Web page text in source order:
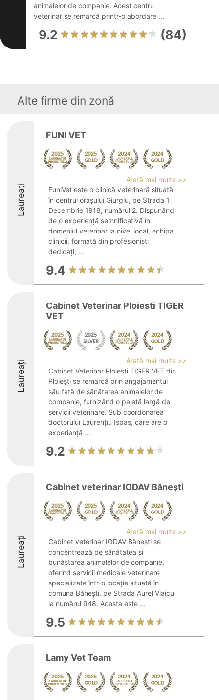
animalelor de companie. Acest centru
veterinar se remarcă printr-o abordare ...
9.2 (84)
Alte firme din zonă
Laureați
FUNI VET
Arată mai multe >>
FuniVet este o clinică veterinară situată
în centrul orașului Giurgiu, pe Strada 1
Decembrie 1918, numărul 2. Dispunând
de o experiență semnificativă în
domeniul veterinar la nivel local, echipa
clinicii, formată din profesioniști
dedicați, ...
9.4
Laureați
Cabinet Veterinar Ploiesti TIGER
VET
Arată mai multe >>
Cabinet Veterinar Ploiesti TIGER VET din
Ploiești se remarcă prin angajamentul
său față de sănătatea animalelor de
companie, furnizând o paletă largă de
servicii veterinare. Sub coordonarea
doctorului Laurențiu Ispas, care are o
experiență ...
9.2
Laureați
Cabinet veterinar IODAV Bănești
Arată mai multe >>
Cabinet veterinar IODAV Bănești se
concentrează pe sănătatea și
bunăstarea animalelor de companie,
oferind servicii medicale veterinare
specializate într-o locație situată în
comuna Bănești, pe Strada Aurel Vlaicu,
la numărul 948. Acesta este ...
9.5
Lamy Vet Team